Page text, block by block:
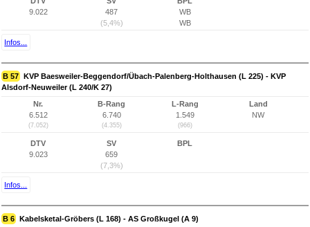
9.022
487
(5,4%)
WB
WB
Infos...
B 57 KVP Baesweiler-Beggendorf/Übach-Palenberg-Holthausen (L 225) - KVP
Alsdorf-Neuweiler (L 240/K 27)
Nr.
6.512
(7.052)
B-Rang
6.740
(4.355)
L-Rang
1.549
(966)
Land
NW
DTV
9.023
SV
659
(7,3%)
BPL
Infos...
B 6 Kabelsketal-Gröbers (L 168) - AS Großkugel (A 9)